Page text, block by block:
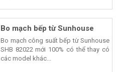
Bo mạch bếp từ Sunhouse
Bo mạch công suất bếp từ Sunhouse
SHB 82022 mới 100% có thể thay có
các model khác...